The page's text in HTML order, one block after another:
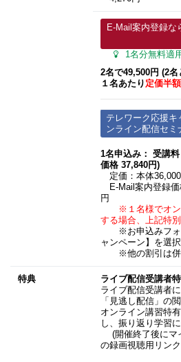
E-Mail案内登録な
1名分無料適
2名で49,500円 (2
１名あたり 定価半額
テレワーク応援キ
ンライン配信セミ
1名申込み： 受講
価格 37,840円)
定価：本体36,000
E-Mail案内登録価
円
※１名様でオ
する場合、上記特
※お申込みフォ
ャンペーン】を選
※他の割引は併
特典
ライブ配信受講者
ライブ配信受講者
「見逃し配信」の
オンライン講習特
し、振り返り学習
(開催終了後にマ
の録画視聴用リン